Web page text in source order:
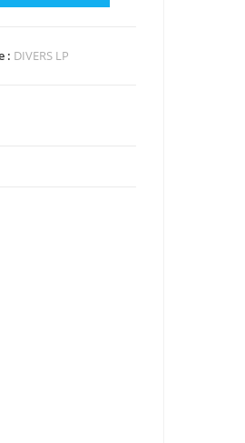
: DIVERS LP